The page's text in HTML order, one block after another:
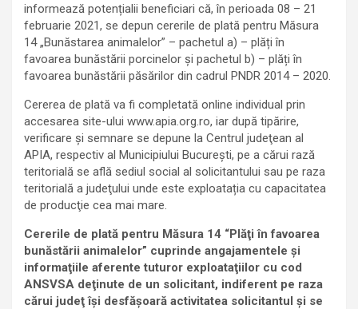
informează potențialii beneficiari că, în perioada 08 – 21
februarie 2021, se depun cererile de plată pentru Măsura
14 „Bunăstarea animalelor” – pachetul a) – plăți în
favoarea bunăstării porcinelor și pachetul b) – plăți în
favoarea bunăstării păsărilor din cadrul PNDR 2014 – 2020.
Cererea de plată va fi completată online individual prin
accesarea site-ului www.apia.org.ro, iar după tipărire,
verificare și semnare se depune la Centrul judeţean al
APIA, respectiv al Municipiului Bucureşti, pe a cărui rază
teritorială se află sediul social al solicitantului sau pe raza
teritorială a judeţului unde este exploatația cu capacitatea
de producţie cea mai mare.
Cererile de plată pentru Măsura 14 “Plăţi în favoarea
bunăstării animalelor” cuprinde angajamentele şi
informaţiile aferente tuturor exploataţiilor cu cod
ANSVSA deţinute de un solicitant, indiferent pe raza
cărui judeţ îşi desfăşoară activitatea solicitantul și se